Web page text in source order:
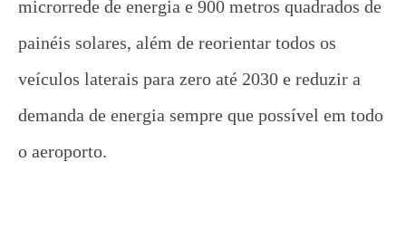
microrrede de energia e 900 metros quadrados de
painéis solares, além de reorientar todos os
veículos laterais para zero até 2030 e reduzir a
demanda de energia sempre que possível em todo
o aeroporto.